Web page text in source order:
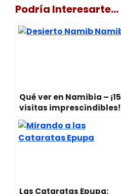
w
t
t
A
p
e
o
Podría Interesarte...
Qué ver en Namibia – ¡15
visitas imprescindibles!
Las Cataratas Epupa: